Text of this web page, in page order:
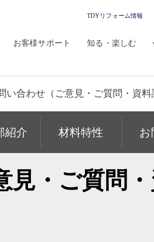
お客様サポート 知る・楽しむ
TDYリフォーム情報
い合わせ（ご意見・ご質問・資
紹介 材料特性 お
見・ご質問